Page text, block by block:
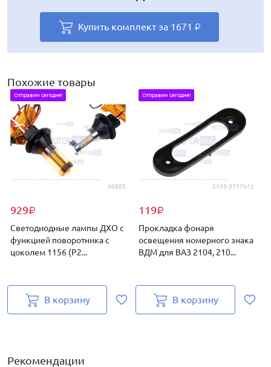
Купить комплект за 1671 ₽
Купить комплект за 1695 ₽
Купить комплект за 1671 ₽
Ваша скидка
₽
Купить комплект за 1809 ₽
Купить комплект за 1679 ₽
Похожие товары
.00805
929₽
Отправим сегодня!
Светодиодные лампы ДХО с
функцией поворотника с
цоколем 1156 (P2...
В корзину
2105-3717012
119₽
Отправим сегодня!
Прокладка фонаря
освещения номерного знака
ВДМ для ВАЗ 2104, 210...
В корзину
Рекомендации